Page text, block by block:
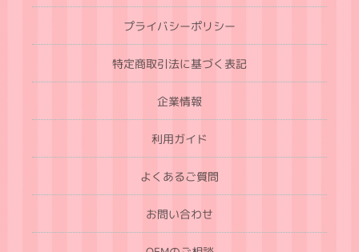
プライバシーポリシー
特定商取引法に基づく表記
企業情報
利用ガイド
よくあるご質問
お問い合わせ